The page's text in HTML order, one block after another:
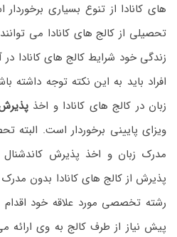
های کانادا از تنوع بسیاری
تحصیلی از کالج های کانادا می
زندگی خود شرایط کالج های کانادا
افراد باید به این نکته توجه داشته
زبان در کالج های کانادا و اخذ
ویزای پایینی برخوردار است. البته
مدرک زبان و اخذ پذیرش
پذیرش از کالج های کانادا بدون
رشته تخصصی مورد علاقه خود اقدام
پیش نیاز از طرف کالج به وی